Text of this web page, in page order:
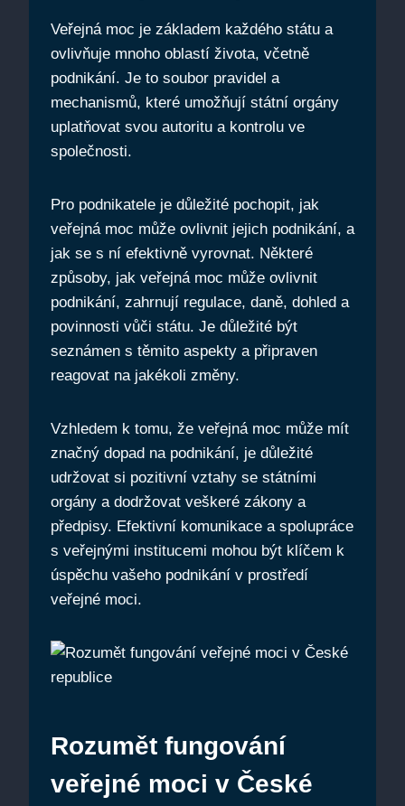
Veřejná moc je základem každého státu a
ovlivňuje mnoho oblastí života, včetně
podnikání. Je to soubor pravidel a
mechanismů, které umožňují státní orgány
uplatňovat svou autoritu a kontrolu ve
společnosti.
Pro podnikatele je důležité pochopit, jak
veřejná moc může ovlivnit jejich podnikání, a
jak se s ní efektivně vyrovnat. Některé
způsoby, jak veřejná moc může ovlivnit
podnikání, zahrnují regulace, daně, dohled a
povinnosti vůči státu. Je důležité být
seznámen s těmito aspekty a připraven
reagovat na jakékoli změny.
Vzhledem k tomu, že veřejná moc může mít
značný dopad na podnikání, je důležité
udržovat si pozitivní vztahy se státními
orgány a dodržovat veškeré zákony a
předpisy. Efektivní komunikace a spolupráce
s veřejnými institucemi mohou být klíčem k
úspěchu vašeho podnikání v prostředí
veřejné moci.
Rozumět fungování
veřejné moci v České